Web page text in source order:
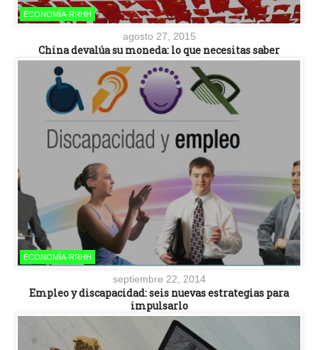
ECONOMÍA-RRHH
agosto 27, 2015
China devalúa su moneda: lo que necesitas saber
ECONOMÍA-RRHH
septiembre 22, 2014
Empleo y discapacidad: seis nuevas estrategias para
impulsarlo